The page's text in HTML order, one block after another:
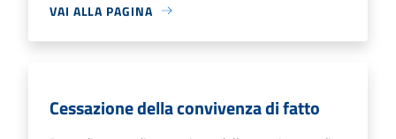
VAI ALLA PAGINA
Cessazione della convivenza di fatto